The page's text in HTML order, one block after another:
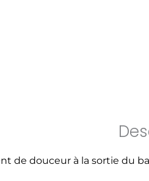
de douceur à la sortie du